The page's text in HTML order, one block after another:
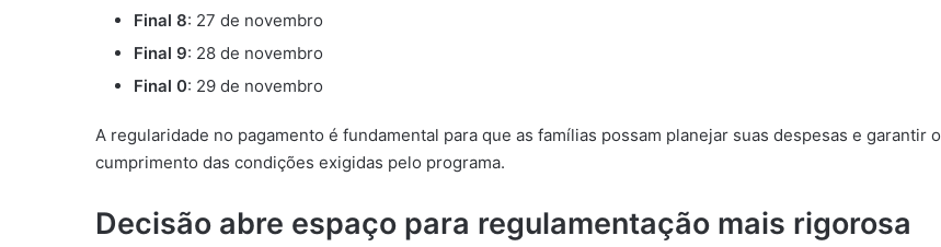
Final 8: 27 de novembro
Final 9: 28 de novembro
Final 0: 29 de novembro
A regularidade no pagamento é fundamental para que as famílias possam planejar suas despesas e garantir o
cumprimento das condições exigidas pelo programa.
Decisão abre espaço para regulamentação mais rigorosa